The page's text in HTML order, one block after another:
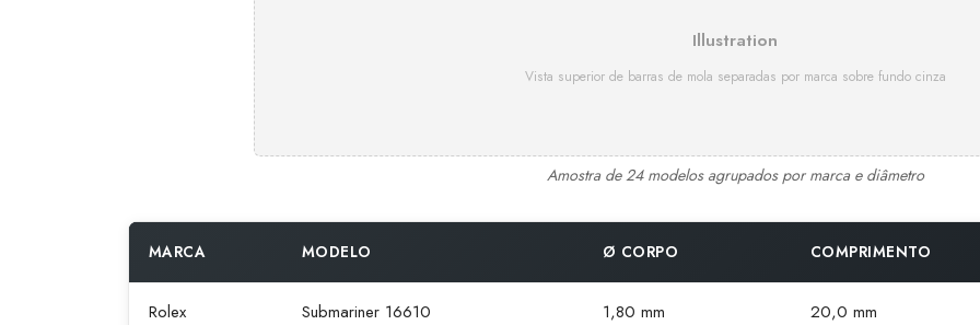
Illustration
Vista superior de barras de mola separadas por marca sobre fundo cinza
Amostra de 24 modelos agrupados por marca e diâmetro
MARCA MODELO Ø CORPO COMPRIMENTO
Rolex Submariner 16610 1,80 mm 20,0 mm